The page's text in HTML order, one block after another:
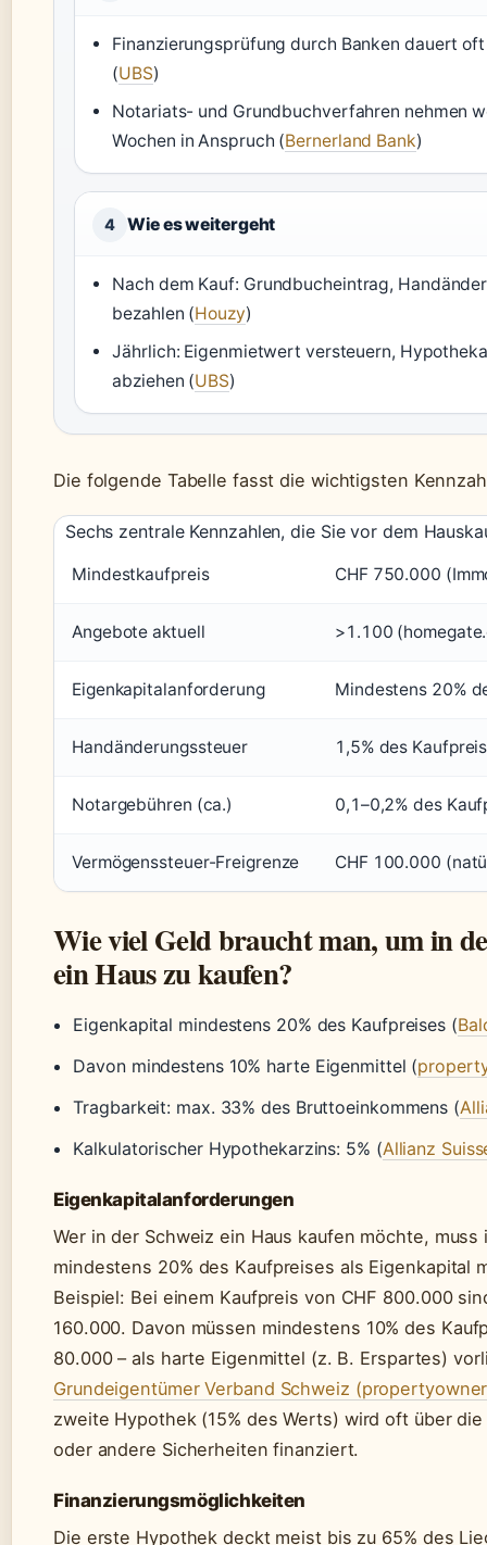
Finanzierungsprüfung durch Banken dauert oft
(UBS)
Notariats- und Grundbuchverfahren nehmen
Wochen in Anspruch (Bernerland Bank)
4 Wie es weitergeht
Nach dem Kauf: Grundbucheintrag,
bezahlen (Houzy)
Jährlich: Eigenmietwert versteuern,
abziehen (UBS)
Die folgende Tabelle fasst die wichtigsten
Sechs zentrale Kennzahlen, die Sie vor dem
Mindestkaufpreis CHF 750.000
Angebote aktuell >1.100
Eigenkapitalanforderung Mindestens 20%
Handänderungssteuer 1,5% des
Notargebühren (ca.) 0,1–0,2% des
Vermögenssteuer-Freigrenze CHF 100.000
Wie viel Geld braucht man, um in
ein Haus zu kaufen?
Eigenkapital mindestens 20% des Kaufpreises (
Davon mindestens 10% harte Eigenmittel (
Tragbarkeit: max. 33% des Bruttoeinkommens (
Kalkulatorischer Hypothekarzins: 5% (Allianz
Eigenkapitalanforderungen
Wer in der Schweiz ein Haus kaufen möchte, muss
mindestens 20% des Kaufpreises als Eigenkapital
Beispiel: Bei einem Kaufpreis von CHF 800.000
160.000. Davon müssen mindestens 10% des
80.000 – als harte Eigenmittel (z. B. Erspartes)
Grundeigentümer Verband Schweiz
zweite Hypothek (15% des Werts) wird oft über
oder andere Sicherheiten finanziert.
Finanzierungsmöglichkeiten
Die erste Hypothek deckt meist bis zu 65% des